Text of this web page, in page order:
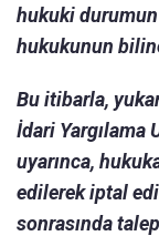
hukuki durumun
hukukunun
Bu itibarla,
İdari Yargılama
uyarınca,
edilerek iptal
sonrasında